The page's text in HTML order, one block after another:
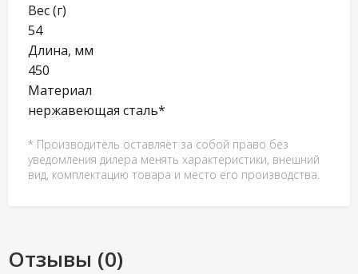
Вес (г)
54
Длина, мм
450
Материал
нержавеющая сталь*
* Производитель оставляет за собой право без
уведомления дилера менять характеристики, внешний
вид, комплектацию товара и место его производства.
Отзывы (0)